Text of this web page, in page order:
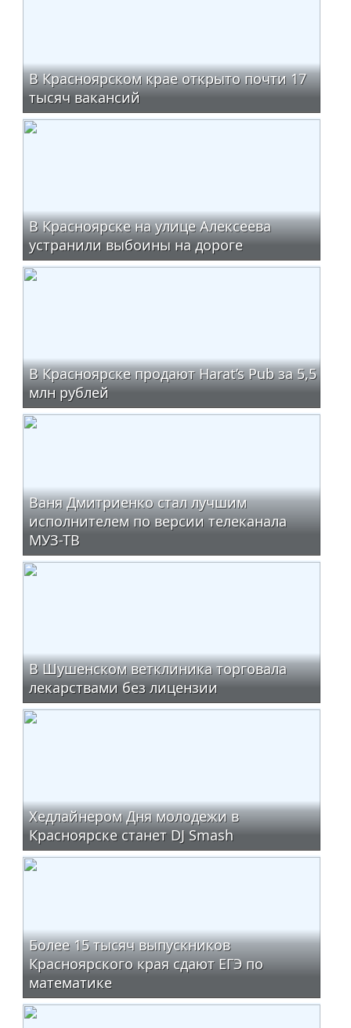
В Красноярском крае открыто почти 17
тысяч вакансий
В Красноярске на улице Алексеева
устранили выбоины на дороге
В Красноярске продают Harat’s Pub за 5,5
млн рублей
Ваня Дмитриенко стал лучшим
исполнителем по версии телеканала
МУЗ-ТВ
В Шушенском ветклиника торговала
лекарствами без лицензии
Хедлайнером Дня молодежи в
Красноярске станет DJ Smash
Более 15 тысяч выпускников
Красноярского края сдают ЕГЭ по
математике